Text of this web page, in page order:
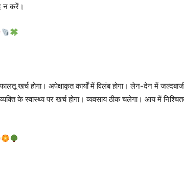
न करें।
फालतू खर्च होगा। अपेक्षाकृत कार्यों में विलंब होगा। लेन-देन में
के स्वास्थ्य पर खर्च होगा। व्यवसाय ठीक चलेगा। आय में